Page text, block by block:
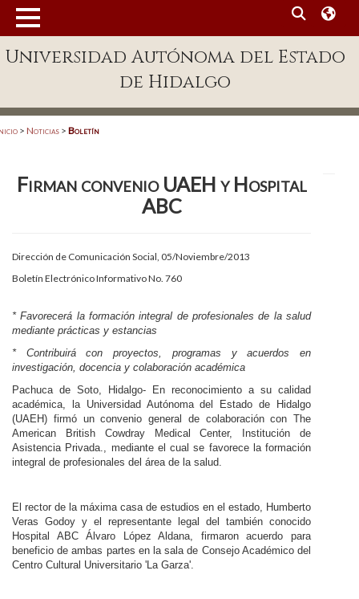
Enlaces
Patronato
Publicaciones en línea
Acreditación Internacional
Alumnado
Aspirantes
Alumni
Visitantes
Universidad Autónoma del Estado
de Hidalgo
> Noticias > Boletín
Firman convenio UAEH y Hospital
ABC
Dirección de Comunicación Social, 05/Noviembre/2013
Boletín Electrónico Informativo No. 760
* Favorecerá la formación integral de profesionales de la salud
mediante prácticas y estancias
* Contribuirá con proyectos, programas y acuerdos en
investigación, docencia y colaboración académica
Pachuca de Soto, Hidalgo- En reconocimiento a su calidad
académica, la Universidad Autónoma del Estado de Hidalgo
(UAEH) firmó un convenio general de colaboración con The
American British Cowdray Medical Center, Institución de
Asistencia Privada., mediante el cual se favorece la formación
integral de profesionales del área de la salud.
El rector de la máxima casa de estudios en el estado, Humberto
Veras Godoy y el representante legal del también conocido
Hospital ABC Álvaro López Aldana, firmaron acuerdo para
beneficio de ambas partes en la sala de Consejo Académico del
Centro Cultural Universitario 'La Garza'.